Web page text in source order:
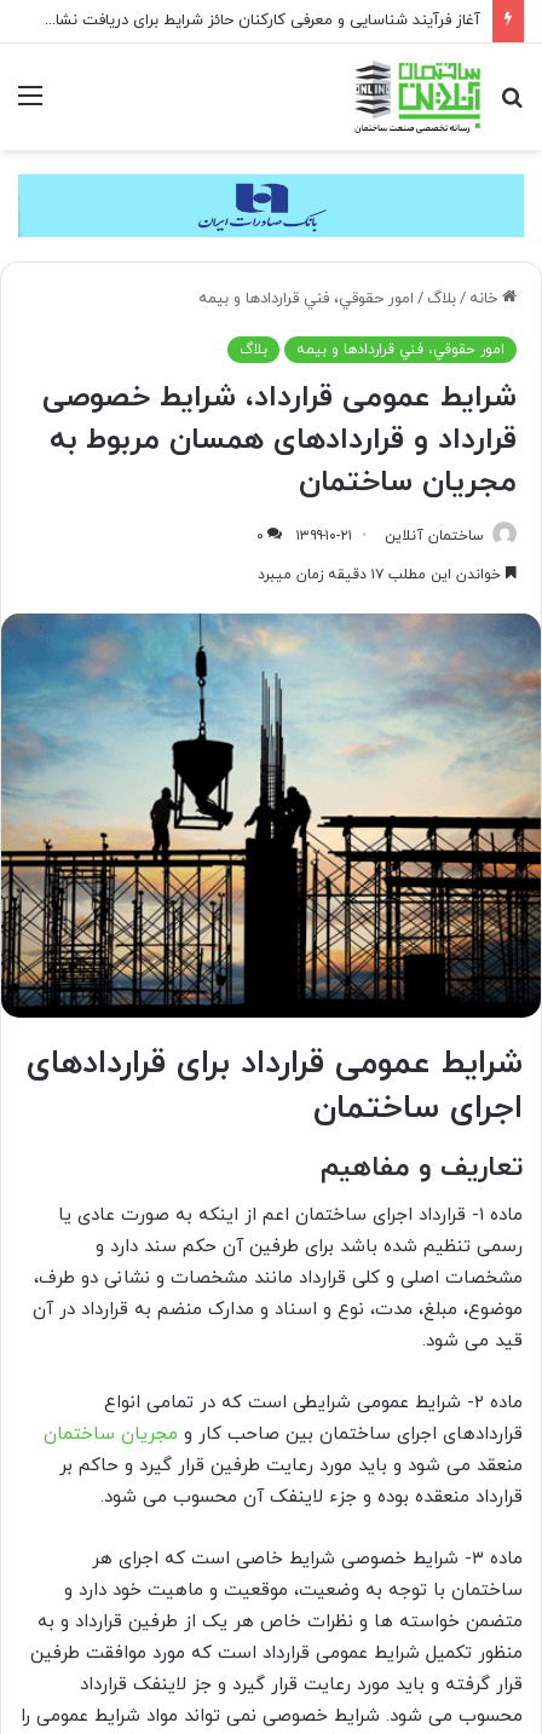
آغاز فرآیند شناسایی و معرفی کارکنان حائز شرایط برای دریافت نشان بهشت
جستجو
برای
خانه /بلاگ / امور حقوقي، فني قراردادها و بیمه
امور حقوقي، فني قراردادها و بیمه بلاگ
شرایط عمومی قرارداد، شرایط خصوصی
قرارداد و قراردادهای همسان مربوط به
مجریان ساختمان
ساختمان آنلاین ۱۳۹۹-۱۰-۲۱
۰
خواندن این مطلب ۱۷ دقیقه زمان میبرد
شرایط عمومی قرارداد برای قراردادهای
اجرای ساختمان
تعاریف و مفاهیم
ماده ۱- قرارداد اجرای ساختمان اعم از اینکه به صورت عادی یا
رسمی تنظیم شده باشد برای طرفین آن حکم سند دارد و
مشخصات اصلی و کلی قرارداد مانند مشخصات و نشانی دو طرف،
موضوع، مبلغ، مدت، نوع و اسناد و مدارک منضم به قرارداد در آن
قید می شود.
ماده ۲- شرایط عمومی شرایطی است که در تمامی انواع
قراردادهای اجرای ساختمان بین صاحب کار و مجریان ساختمان
منعقد می شود و باید مورد رعایت طرفین قرار گیرد و حاکم بر
قرارداد منعقده بوده و جزء لاینفک آن محسوب می شود.
ماده ۳- شرایط خصوصی شرایط خاصی است که اجرای هر
ساختمان با توجه به وضعیت، موقعیت و ماهیت خود دارد و
متضمن خواسته ها و نظرات خاص هر یک از طرفین قرارداد و به
منظور تکمیل شرایط عمومی قرارداد است که مورد موافقت طرفین
قرار گرفته و باید مورد رعایت قرار گیرد و جز لاینفک قرارداد
محسوب می شود. شرایط خصوصی نمی تواند مواد شرایط عمومی را